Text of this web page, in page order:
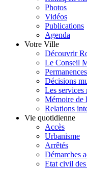
Photos
Vidéos
Publications
Agenda
Votre Ville
Découvrir
Le Conseil
Décisions
Les
Mémoire de
Relations
Vie quotidienne
Accès
Urbanisme
Arrêtés
Démarches
Etat civil